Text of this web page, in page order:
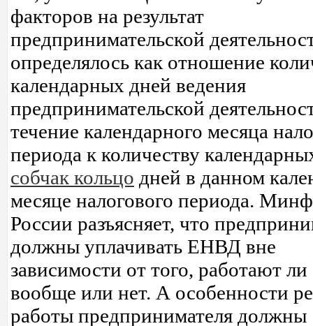
факторов на результат
предпринимательской
определялось как отношение
календарных дней ведения
предпринимательской
течение календарного месяца
периода к количеству
собчак кольцо дней в данном
месяце налогового периода.
России разъясняет, что
должны уплачивать ЕНВД вне
зависимости от того, работают
вообще или нет. А особенности
работы предпринимателя должны